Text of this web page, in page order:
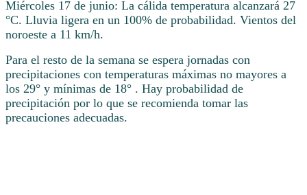
Miércoles 17 de junio: La cálida temperatura alcanzará 27
°C. Lluvia ligera en un 100% de probabilidad. Vientos del
noroeste a 11 km/h.
Para el resto de la semana se espera jornadas con
precipitaciones con temperaturas máximas no mayores a
los 29° y mínimas de 18° . Hay probabilidad de
precipitación por lo que se recomienda tomar las
precauciones adecuadas.